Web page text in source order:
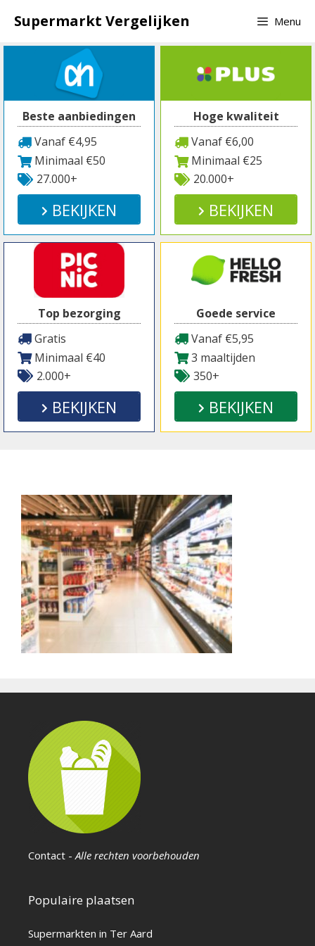
naar
inhoud
Supermarkt Vergelijken Menu
Beste aanbiedingen
Vanaf €4,95
Minimaal €50
27.000+
BEKIJKEN
Hoge kwaliteit
Vanaf €6,00
Minimaal €25
20.000+
BEKIJKEN
Top bezorging
Gratis
Minimaal €40
2.000+
BEKIJKEN
Goede service
Vanaf €5,95
3 maaltijden
350+
BEKIJKEN
Contact - Alle rechten voorbehouden
Populaire plaatsen
Supermarkten in Ter Aard